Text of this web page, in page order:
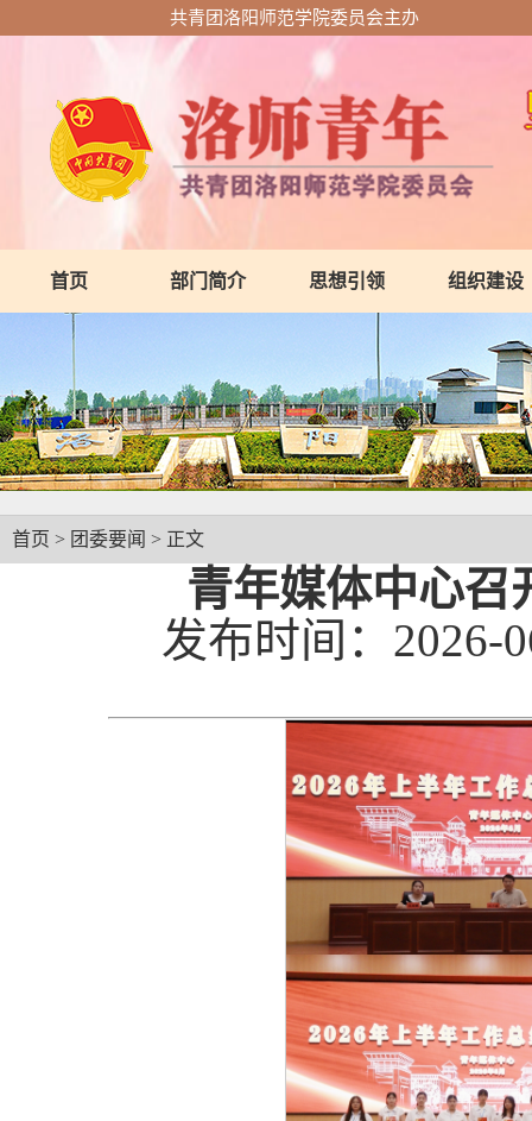
共青团洛阳师范学院委员会主办
首页 部门简介 思想引领 组织建设
首页 > 团委要闻 > 正文
青年媒体中心召
发布时间：2026-